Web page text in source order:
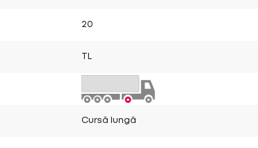
20
Cursă lungă